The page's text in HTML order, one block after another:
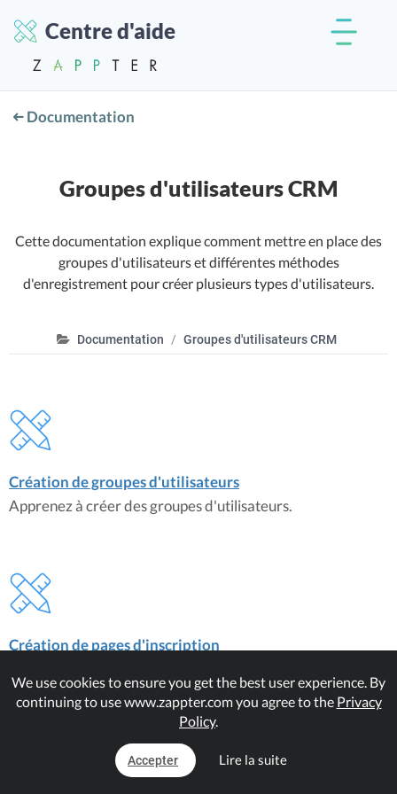
Centre d'aide
Documentation
Groupes d'utilisateurs CRM
Cette documentation explique comment mettre en place des
groupes d'utilisateurs et différentes méthodes
d'enregistrement pour créer plusieurs types d'utilisateurs.
Documentation Groupes d'utilisateurs CRM
Création de groupes d'utilisateurs
Apprenez à créer des groupes d'utilisateurs.
Création de pages d'inscription
permettre à plusieurs types d'utilisateurs de s'inscrire.
Guides connexes
We use cookies to ensure you get the best user experience. By
continuing to use www.zappter.com you agree to the Privacy
Policy.
Accepter Lire la suite